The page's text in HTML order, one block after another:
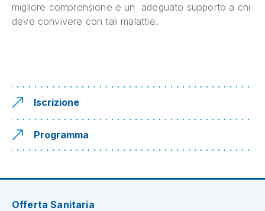
migliore comprensione e un adeguato supporto a chi
deve convivere con tali malattie.
Iscrizione
Programma
Offerta Sanitaria